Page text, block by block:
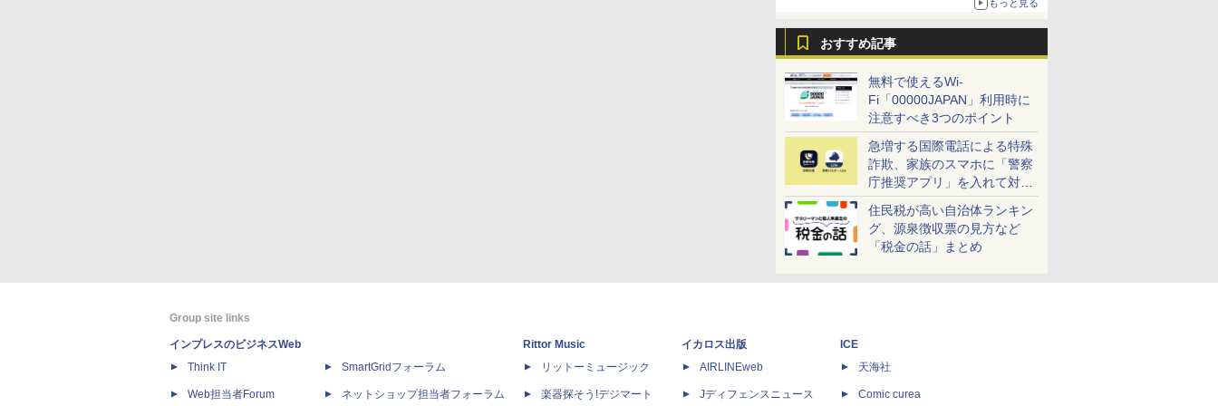
もっと見る
おすすめ記事
無料で使えるWi-
Fi「00000JAPAN」利用時に
注意すべき3つのポイント
急増する国際電話による特殊
詐欺、家族のスマホに「警察
庁推奨アプリ」を入れて対策
しよう！
住民税が高い自治体ランキン
グ、源泉徴収票の見方など
「税金の話」まとめ
Group site links
インプレスのビジネスWeb
Think IT
Web担当者Forum
SmartGridフォーラム
ネットショップ担当者フォーラム
Rittor Music
リットーミュージック
楽器探そう!デジマート
イカロス出版
AIRLINEweb
Jディフェンスニュース
ICE
天海社
Comic curea